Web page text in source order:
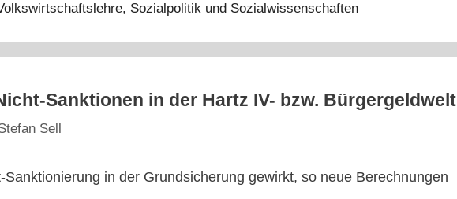
Sozialpolitik und Sozialwissenschaften
Sanktionen in der Hartz IV- bzw. Bürgergeldwelt
Sell
in der Grundsicherung gewirkt, so neue Berechnungen